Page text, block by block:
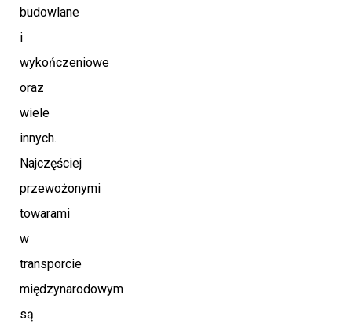
budowlane
i
wykończeniowe
oraz
wiele
innych.
Najczęściej
przewożonymi
towarami
w
transporcie
międzynarodowym
są